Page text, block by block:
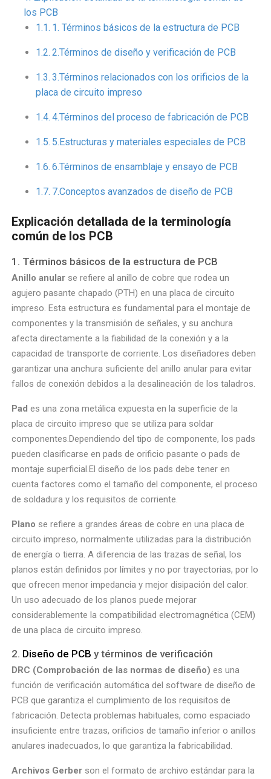
los PCB
1. Términos básicos de la estructura de PCB
2.Términos de diseño y verificación de PCB
3.Términos relacionados con los orificios de la
placa de circuito impreso
4.Términos del proceso de fabricación de PCB
5.Estructuras y materiales especiales de PCB
6.Términos de ensamblaje y ensayo de PCB
7.Conceptos avanzados de diseño de PCB
Explicación detallada de la terminología
común de los PCB
1. Términos básicos de la estructura de PCB
Anillo anular se refiere al anillo de cobre que rodea un
agujero pasante chapado (PTH) en una placa de circuito
impreso. Esta estructura es fundamental para el montaje de
componentes y la transmisión de señales, y su anchura
afecta directamente a la fiabilidad de la conexión y a la
capacidad de transporte de corriente. Los diseñadores deben
garantizar una anchura suficiente del anillo anular para evitar
fallos de conexión debidos a la desalineación de los taladros.
Pad es una zona metálica expuesta en la superficie de la
placa de circuito impreso que se utiliza para soldar
componentes.Dependiendo del tipo de componente, los pads
pueden clasificarse en pads de orificio pasante o pads de
montaje superficial.El diseño de los pads debe tener en
cuenta factores como el tamaño del componente, el proceso
de soldadura y los requisitos de corriente.
Plano se refiere a grandes áreas de cobre en una placa de
circuito impreso, normalmente utilizadas para la distribución
de energía o tierra. A diferencia de las trazas de señal, los
planos están definidos por límites y no por trayectorias, por lo
que ofrecen menor impedancia y mejor disipación del calor.
Un uso adecuado de los planos puede mejorar
considerablemente la compatibilidad electromagnética (CEM)
de una placa de circuito impreso.
2. Diseño de PCB y términos de verificación
DRC (Comprobación de las normas de diseño) es una
función de verificación automática del software de diseño de
PCB que garantiza el cumplimiento de los requisitos de
fabricación. Detecta problemas habituales, como espaciado
insuficiente entre trazas, orificios de tamaño inferior o anillos
anulares inadecuados, lo que garantiza la fabricabilidad.
Archivos Gerber son el formato de archivo estándar para la